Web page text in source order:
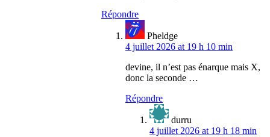
Répondre
Pheldge
4 juillet 2026 at 19 h 10 min
devine, il n’est pas énarque mais X,
donc la seconde …
Répondre
durru
4 juillet 2026 at 19 h 18 min